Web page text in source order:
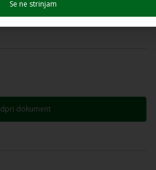
Odpri dokument
Odpri dokument
Se ne strinjam